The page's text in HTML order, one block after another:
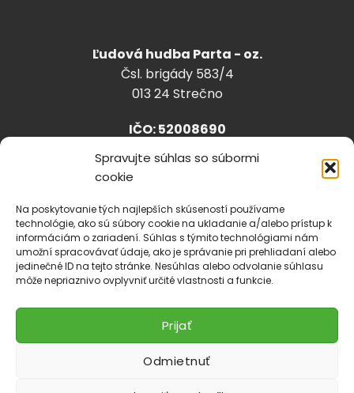
Spravujte súhlas so súbormi
cookie
Na poskytovanie tých najlepších skúseností používame
technológie, ako sú súbory cookie na ukladanie a/alebo prístup k
informáciám o zariadení. Súhlas s týmito technológiami nám
umožní spracovávať údaje, ako je správanie pri prehliadaní alebo
jedinečné ID na tejto stránke. Nesúhlas alebo odvolanie súhlasu
môže nepriaznivo ovplyvniť určité vlastnosti a funkcie.
Prijať
Odmietnuť
Ľudová hudba Parta - oz.
Čsl. brigády 583/4
013 24 Strečno
IČO: 52008690
+421918 530 888
Cookies